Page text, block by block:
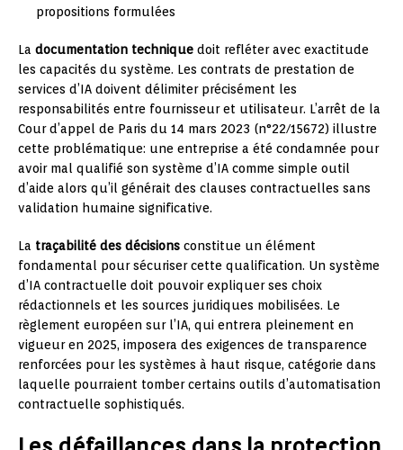
propositions formulées
La documentation technique doit refléter avec exactitude
les capacités du système. Les contrats de prestation de
services d’IA doivent délimiter précisément les
responsabilités entre fournisseur et utilisateur. L’arrêt de la
Cour d’appel de Paris du 14 mars 2023 (n°22/15672) illustre
cette problématique: une entreprise a été condamnée pour
avoir mal qualifié son système d’IA comme simple outil
d’aide alors qu’il générait des clauses contractuelles sans
validation humaine significative.
La traçabilité des décisions constitue un élément
fondamental pour sécuriser cette qualification. Un système
d’IA contractuelle doit pouvoir expliquer ses choix
rédactionnels et les sources juridiques mobilisées. Le
règlement européen sur l’IA, qui entrera pleinement en
vigueur en 2025, imposera des exigences de transparence
renforcées pour les systèmes à haut risque, catégorie dans
laquelle pourraient tomber certains outils d’automatisation
contractuelle sophistiqués.